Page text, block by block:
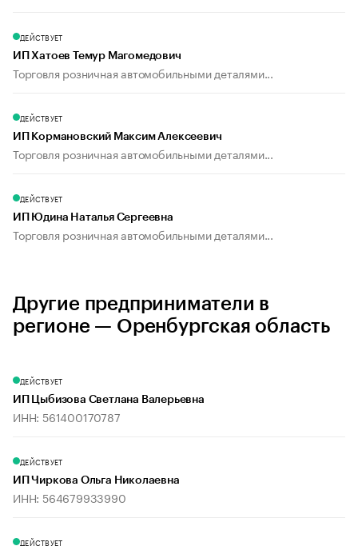
ДЕЙСТВУЕТ
ИП Хатоев Темур Магомедович
Торговля розничная автомобильными деталями...
ДЕЙСТВУЕТ
ИП Кормановский Максим Алексеевич
Торговля розничная автомобильными деталями...
ДЕЙСТВУЕТ
ИП Юдина Наталья Сергеевна
Торговля розничная автомобильными деталями...
Другие предприниматели в
регионе — Оренбургская область
ДЕЙСТВУЕТ
ИП Цыбизова Светлана Валерьевна
ИНН: 561400170787
ДЕЙСТВУЕТ
ИП Чиркова Ольга Николаевна
ИНН: 564679933990
ДЕЙСТВУЕТ